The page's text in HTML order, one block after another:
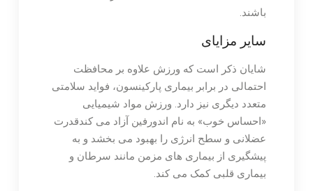
باشند.
سایر مزایای
شایان ذکر است که ورزش علاوه بر محافظت
احتمالی در برابر بیماری پارکینسون، فواید سلامتی
متعدد دیگری نیز دارد. ورزش مواد شیمیایی
«احساس خوب» به نام اندورفین آزاد می کندقدرت
عضلانی و سطح انرژی را بهبود می بخشد و به
پیشگیری از بیماری های مزمن مانند سرطان و
بیماری قلبی کمک می کند.